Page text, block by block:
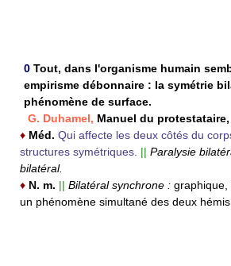
0 Tout, dans l'organisme humain
empirisme débonnaire : la symétrie
phénomène de surface.
G. Duhamel, Manuel du protestataire,
♦ Méd. Qui affecte les deux côtés du
structures symétriques. || Paralysie
bilatéral.
♦ N. m. || Bilatéral synchrone : graphique,
un phénomène simultané des deux